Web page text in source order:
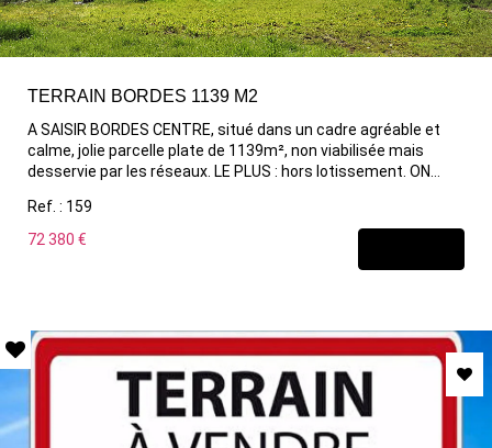
TERRAIN BORDES 1139 M2
A SAISIR BORDES CENTRE, situé dans un cadre agréable et
calme, jolie parcelle plate de 1139m², non viabilisée mais
desservie par les réseaux. LE PLUS : hors lotissement. ON
réaliser vos projets
Ref. : 159
72 380 €